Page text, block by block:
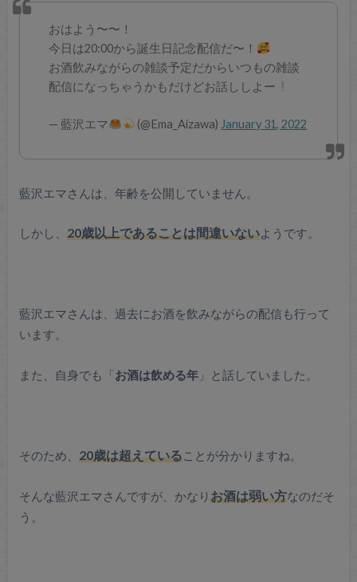
おはよう〜〜！
今日は20:00から誕生日記念配信だ〜！
お酒飲みながらの雑談予定だからいつもの雑談
配信になっちゃうかもだけどお話ししよー
— 藍沢エマ (@Ema_Aizawa) January 31, 2022
藍沢エマさんは、年齢を公開していません。
しかし、 20歳以上であることは間違いないようです。
藍沢エマさんは、過去にお酒を飲みながらの配信も行って
います。
また、自身でも「お酒は飲める年」と話していました。
そのため、 20歳は超えていることが分かりますね。
そんな藍沢エマさんですが、かなり お酒は弱い方なのだそ
う。